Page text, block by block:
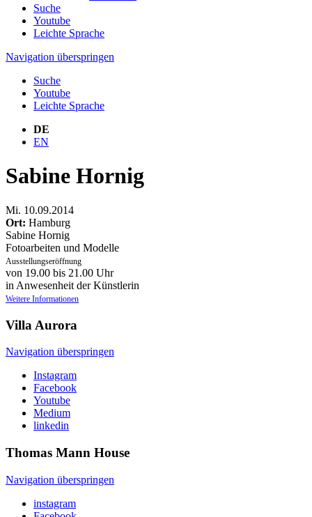
Suche
Youtube
Leichte Sprache
Navigation überspringen
Suche
Youtube
Leichte Sprache
DE
EN
Sabine Hornig
Mi. 10.09.2014
Ort: Hamburg
Sabine Hornig
Fotoarbeiten und Modelle
Ausstellungseröffnung
von 19.00 bis 21.00 Uhr
in Anwesenheit der Künstlerin
Weitere Informationen
Villa Aurora
Navigation überspringen
Instagram
Facebook
Youtube
Medium
linkedin
Thomas Mann House
Navigation überspringen
instagram